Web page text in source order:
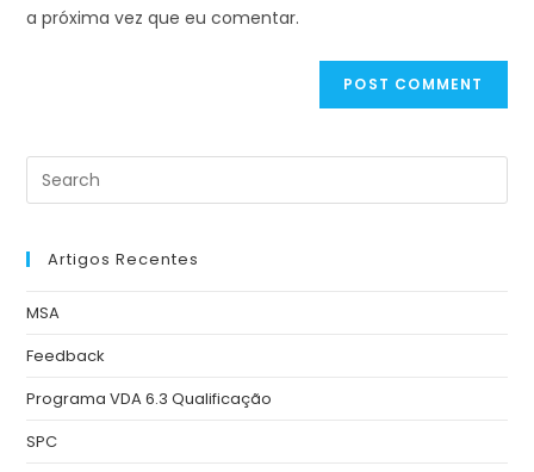
a próxima vez que eu comentar.
Artigos Recentes
MSA
Feedback
Programa VDA 6.3 Qualificação
SPC